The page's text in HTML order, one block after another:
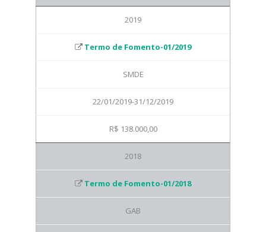
2019
Termo de Fomento-01/2019
SMDE
22/01/2019-31/12/2019
R$ 138.000,00
2018
Termo de Fomento-01/2018
GAB